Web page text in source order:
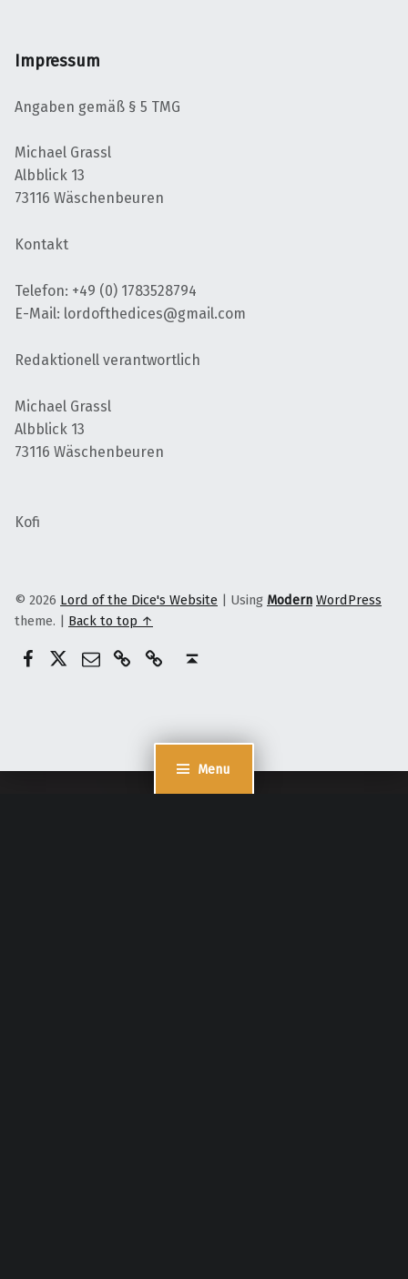
Menu
Impressum
Angaben gemäß § 5 TMG
Michael Grassl
Albblick 13
73116 Wäschenbeuren
Kontakt
Telefon: +49 (0) 1783528794
E-Mail: lordofthedices@gmail.com
Redaktionell verantwortlich
Michael Grassl
Albblick 13
73116 Wäschenbeuren
Kofi
© 2026 Lord of the Dice's Website Using Modern WordPress
theme.
Back to top ↑
Lord of the dices